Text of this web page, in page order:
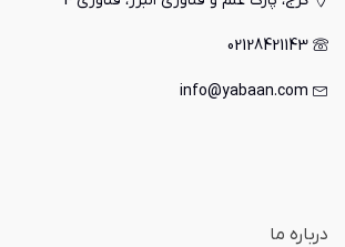
02128421143
info@yabaan.com
درباره ما